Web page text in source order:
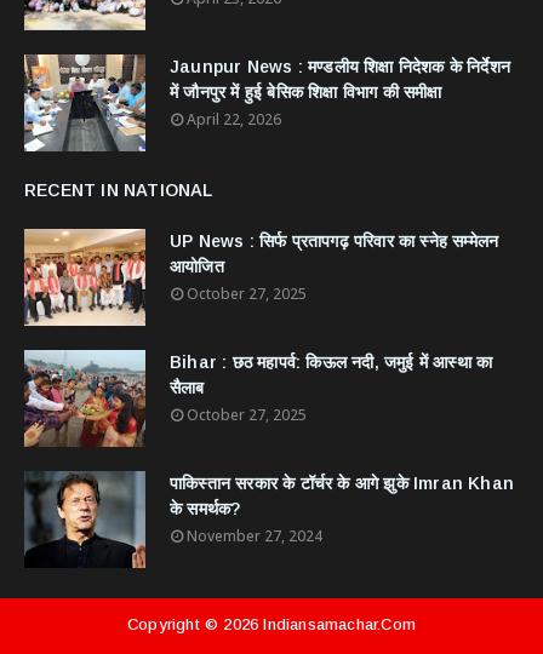
Jaunpur News : ​मण्डलीय शिक्षा निदेशक के निर्देशन
में जौनपुर में हुई बेसिक शिक्षा विभाग की समीक्षा
April 22, 2026
RECENT IN NATIONAL
UP News : सिर्फ प्रतापगढ़ परिवार का स्नेह सम्मेलन
आयोजित
October 27, 2025
Bihar : छठ महापर्व: किऊल नदी, जमुई में आस्था का
सैलाब
October 27, 2025
​पाकिस्तान सरकार के टॉर्चर के आगे झुके Imran Khan
के समर्थक?
November 27, 2024
Copyright © 2026Indiansamachar.com